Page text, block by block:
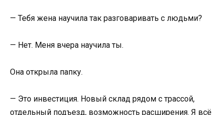
— Тебя жена научила так разговаривать с людьми?
— Нет. Меня вчера научила ты.
Она открыла папку.
— Это инвестиция. Новый склад рядом с трассой,
отдельный подъезд, возможность расширения. Я всё